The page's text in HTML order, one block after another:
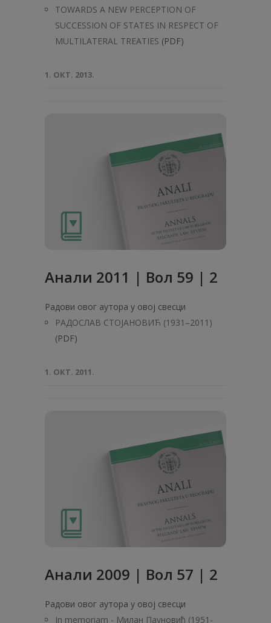
TOWARDS A NEW PERCEPTION OF
SUCCESSION OF STATES IN RESPECT OF
MULTILATERAL TREATIES (PDF)
1. ОКТ. 2013.
Анали 2011 | Вол 59 | 2
Радови овог аутора у овој свесци
РАДОСЛАВ СТОЈАНОВИЋ (1931–2011)
(PDF)
1. ОКТ. 2011.
Анали 2009 | Вол 57 | 2
Радови овог аутора у овој свесци
In memoriam - Милан Пауновић (1951-